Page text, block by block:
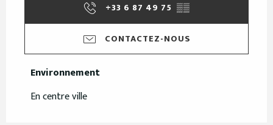
+33 6 87 49 75 ▒▒
CONTACTEZ-NOUS
Environnement
Environnement
En centre ville